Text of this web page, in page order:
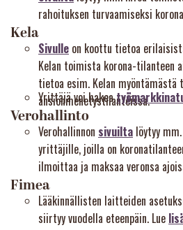
rahoituksen turvaamiseksi
Kela
Sivulle on koottu tietoa
Kelan toimista korona-tilanteen
tietoa esim. Kelan
ansionmenetystilanteissa.
Yrittäjä voi hakea
Verohallinto
Verohallinnon sivuilta löytyy
yrittäjille, joilla on
ilmoittaa ja maksaa veronsa
Fimea
Lääkinnällisten laitteiden
siirtyy vuodella eteenpäin. Lue